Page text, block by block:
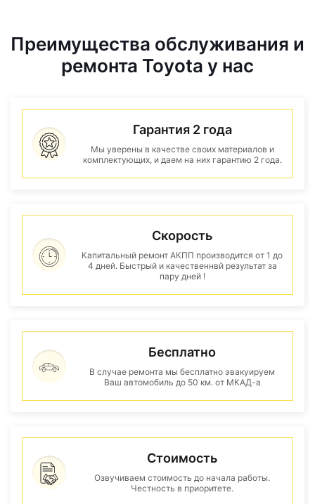
Преимущества обслуживания и
ремонта Toyota у нас
Гарантия 2 года
Мы уверены в качестве своих материалов и
комплектующих, и даем на них гарантию 2 года.
Скорость
Капитальный ремонт АКПП производится от 1 до
4 дней. Быстрый и качественнвй результат за
пару дней !
Бесплатно
В случае ремонта мы бесплатно эвакуируем
Ваш автомобиль до 50 км. от МКАД-а
Стоимость
Озвучиваем стоимость до начала работы.
Честность в приоритете.